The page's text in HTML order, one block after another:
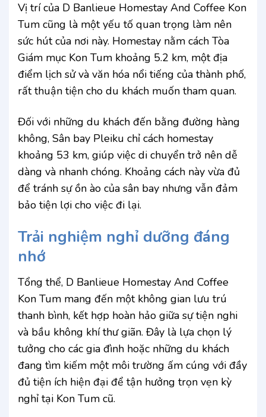
Vị trí của D Banlieue Homestay And Coffee Kon
Tum cũng là một yếu tố quan trọng làm nên
sức hút của nơi này. Homestay nằm cách Tòa
Giám mục Kon Tum khoảng 5.2 km, một địa
điểm lịch sử và văn hóa nổi tiếng của thành phố,
rất thuận tiện cho du khách muốn tham quan.
Đối với những du khách đến bằng đường hàng
không, Sân bay Pleiku chỉ cách homestay
khoảng 53 km, giúp việc di chuyển trở nên dễ
dàng và nhanh chóng. Khoảng cách này vừa đủ
để tránh sự ồn ào của sân bay nhưng vẫn đảm
bảo tiện lợi cho việc đi lại.
Trải nghiệm nghỉ dưỡng đáng
nhớ
Tổng thể, D Banlieue Homestay And Coffee
Kon Tum mang đến một không gian lưu trú
thanh bình, kết hợp hoàn hảo giữa sự tiện nghi
và bầu không khí thư giãn. Đây là lựa chọn lý
tưởng cho các gia đình hoặc những du khách
đang tìm kiếm một môi trường ấm cúng với đầy
đủ tiện ích hiện đại để tận hưởng trọn vẹn kỳ
nghỉ tại Kon Tum cũ.